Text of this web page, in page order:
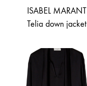
ISABEL MARANT
Telia down jacket